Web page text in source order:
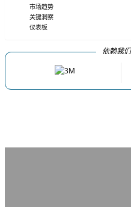
市场趋势
关键洞察
仪表板
依赖我